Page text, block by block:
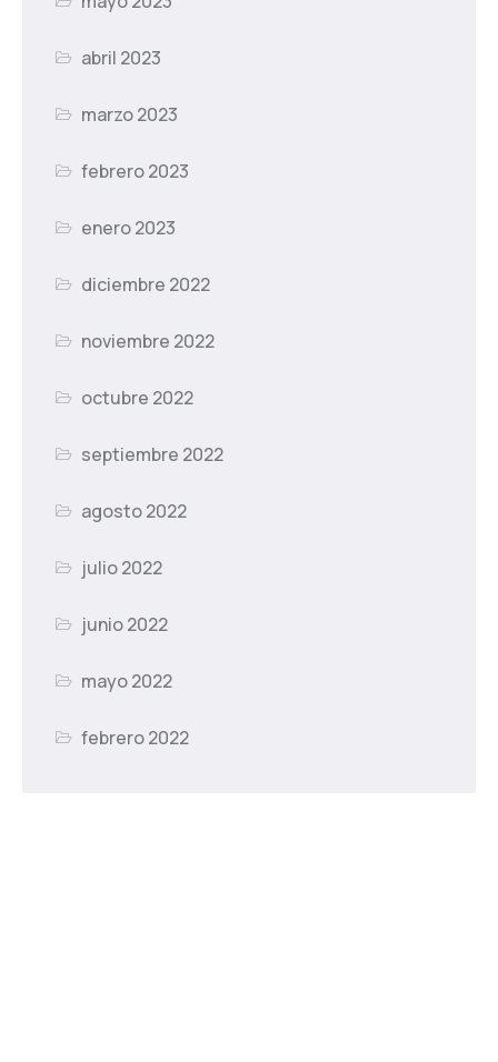
abril 2023
marzo 2023
febrero 2023
enero 2023
diciembre 2022
noviembre 2022
octubre 2022
septiembre 2022
agosto 2022
julio 2022
junio 2022
mayo 2022
febrero 2022